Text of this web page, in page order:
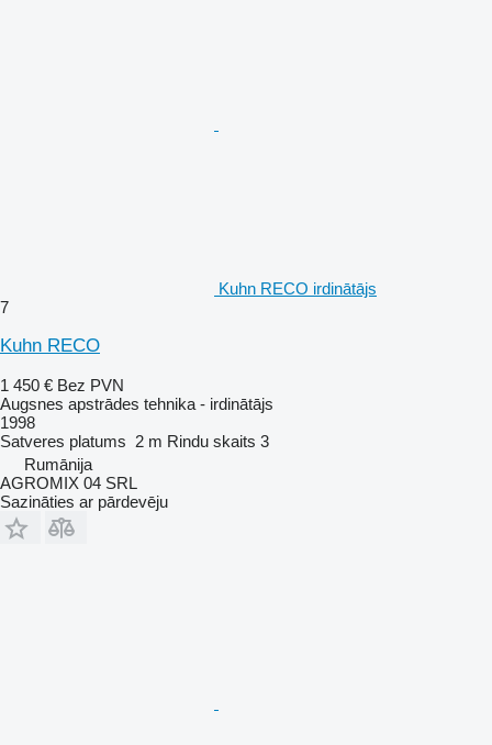
Kuhn RECO irdinātājs
7
Kuhn RECO
1 450 € Bez PVN
Augsnes apstrādes tehnika - irdinātājs
1998
Satveres platums 2 m Rindu skaits 3
Rumānija
AGROMIX 04 SRL
Sazināties ar pārdevēju